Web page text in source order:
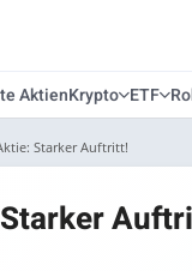
AktienKrypto ETF
Starker Auftritt!